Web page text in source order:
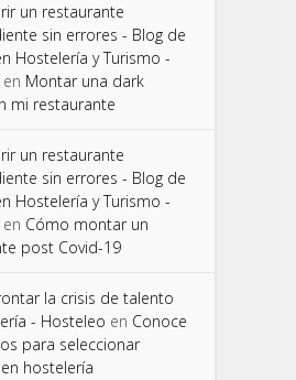
un restaurante
sin errores - Blog de
Hostelería y Turismo -
en Montar una dark
mi restaurante
un restaurante
sin errores - Blog de
Hostelería y Turismo -
en Cómo montar un
post Covid-19
la crisis de talento
- Hosteleo en Conoce
para seleccionar
hostelería